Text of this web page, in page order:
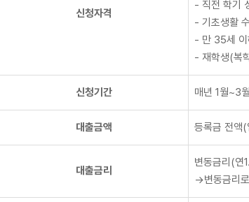
신청자격
- 직전 학기
- 기초생활
- 만 35세 이
- 재학생(복
신청기간 매년 1월~3
대출금액 등록금 전액
대출금리
변동금리(연
→변동금리